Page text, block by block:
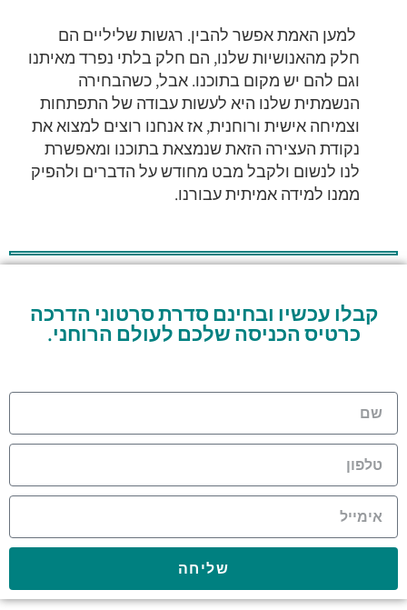
למען האמת אפשר להבין. רגשות שליליים הם
חלק מהאנושיות שלנו, הם חלק בלתי נפרד מאיתנו
וגם להם יש מקום בתוכנו. אבל, כשהבחירה
הנשמתית שלנו היא לעשות עבודה של התפתחות
וצמיחה אישית ורוחנית, אז אנחנו רוצים למצוא את
נקודת העצירה הזאת שנמצאת בתוכנו ומאפשרת
לנו לנשום ולקבל מבט מחודש על הדברים ולהפיק
ממנו למידה אמיתית עבורנו.
קבלו עכשיו ובחינם סדרת סרטוני הדרכה
כרטיס הכניסה שלכם לעולם הרוחני.
שליחה